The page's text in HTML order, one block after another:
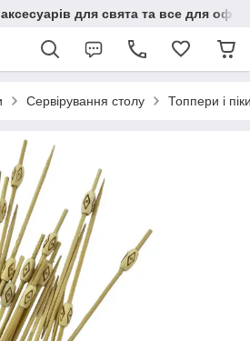
для свята та все для
Сервірування столу Топпери і